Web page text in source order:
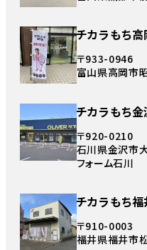
チカラもち
〒933-0946
富山県高岡市
チカラもち
〒920-0210
石川県金沢市
フォーム石川
チカラもち
〒910-0003
福井県福井市